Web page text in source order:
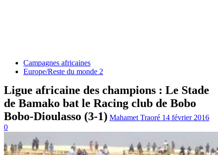
Campagnes africaines
Europe/Reste du monde 2
Ligue africaine des champions : Le Stade
de Bamako bat le Racing club de Bobo
Bobo-Dioulasso (3-1) Mahamet Traoré 14 février 2016
0